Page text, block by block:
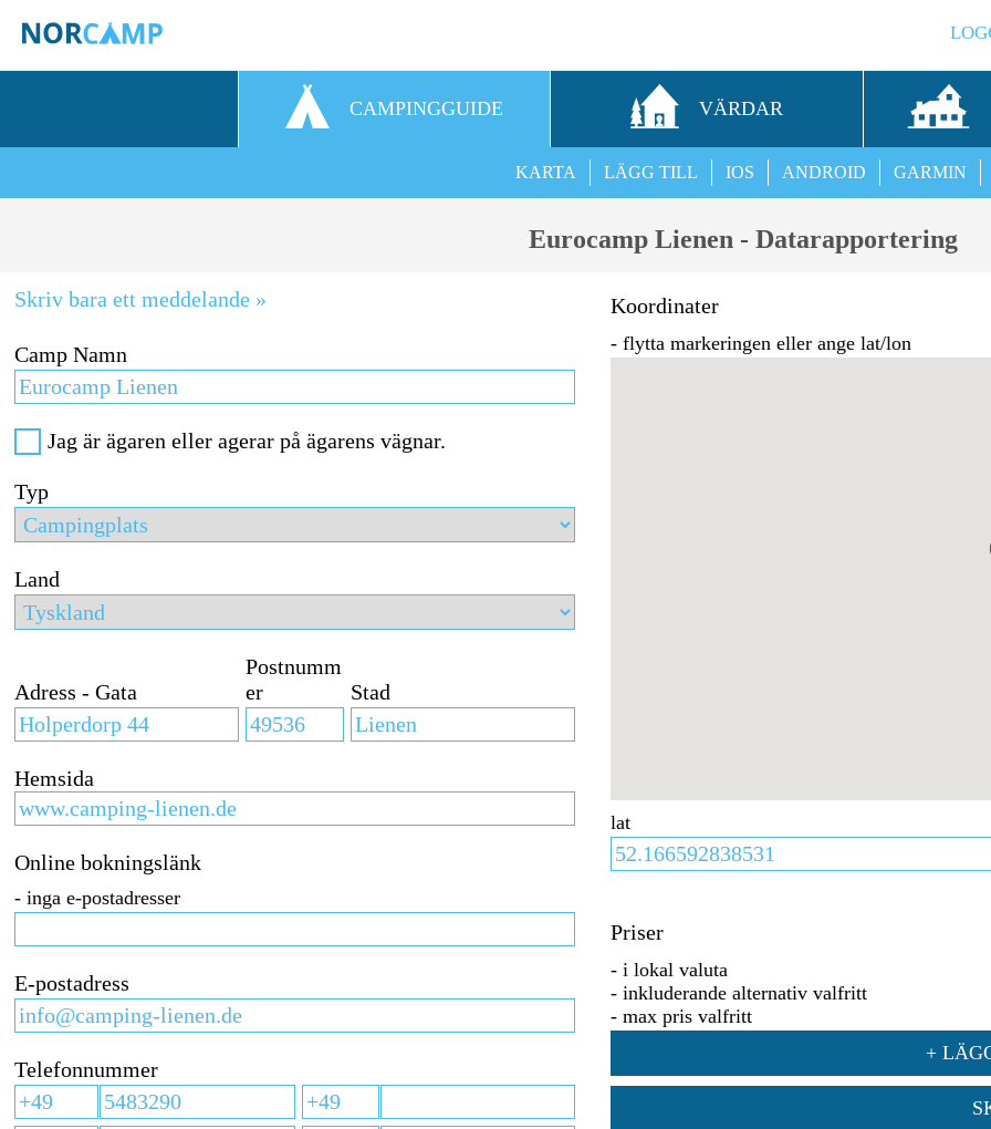
CAMPINGGUIDE VÄRDAR
GARMIN
ANDROID
IOS
LÄGG TILL
KARTA
Eurocamp Lienen - Datarapportering
Skriv bara ett meddelande »
Camp Namn
Jag är ägaren eller agerar på ägarens vägnar.
Typ
Land
Adress - Gata
Postnumm
er
Stad
Hemsida
Online bokningslänk
- inga e-postadresser
E-postadress
Telefonnummer
Koordinater
- flytta markeringen eller ange lat/lon
lat
Priser
- i lokal valuta
- inkluderande alternativ valfritt
- max pris valfritt
+